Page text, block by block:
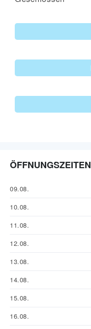
ÖFFNUNGSZEITEN
09.08.
10.08.
11.08.
12.08.
13.08.
14.08.
15.08.
16.08.